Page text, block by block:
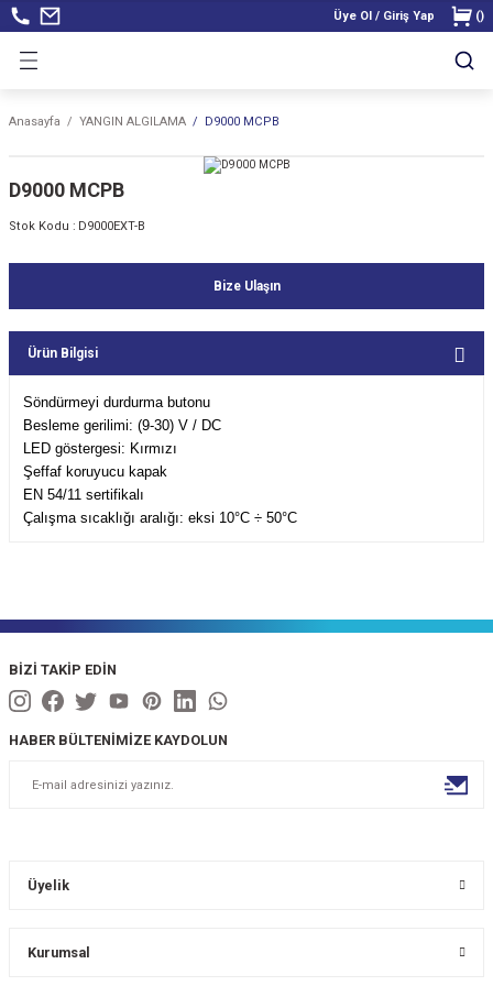
Üye Ol / Giriş Yap ()
Anasayfa YANGIN ALGILAMA D9000 MCPB
D9000 MCPB
Stok Kodu : D9000EXT-B
Bize Ulaşın
Ürün Bilgisi
Söndürmeyi durdurma butonu
Besleme gerilimi: (9-30) V / DC
LED göstergesi: Kırmızı
Şeffaf koruyucu kapak
EN 54/11 sertifikalı
Çalışma sıcaklığı aralığı: eksi 10°С ÷ 50°С
BİZİ TAKİP EDİN
HABER BÜLTENİMİZE KAYDOLUN
Üyelik
Kurumsal